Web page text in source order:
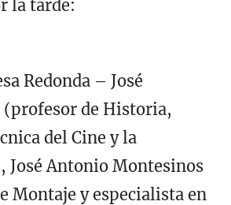
la tarde:
Redonda – José
(profesor de Historia,
del Cine y la
José Antonio Montesinos
Montaje y especialista en